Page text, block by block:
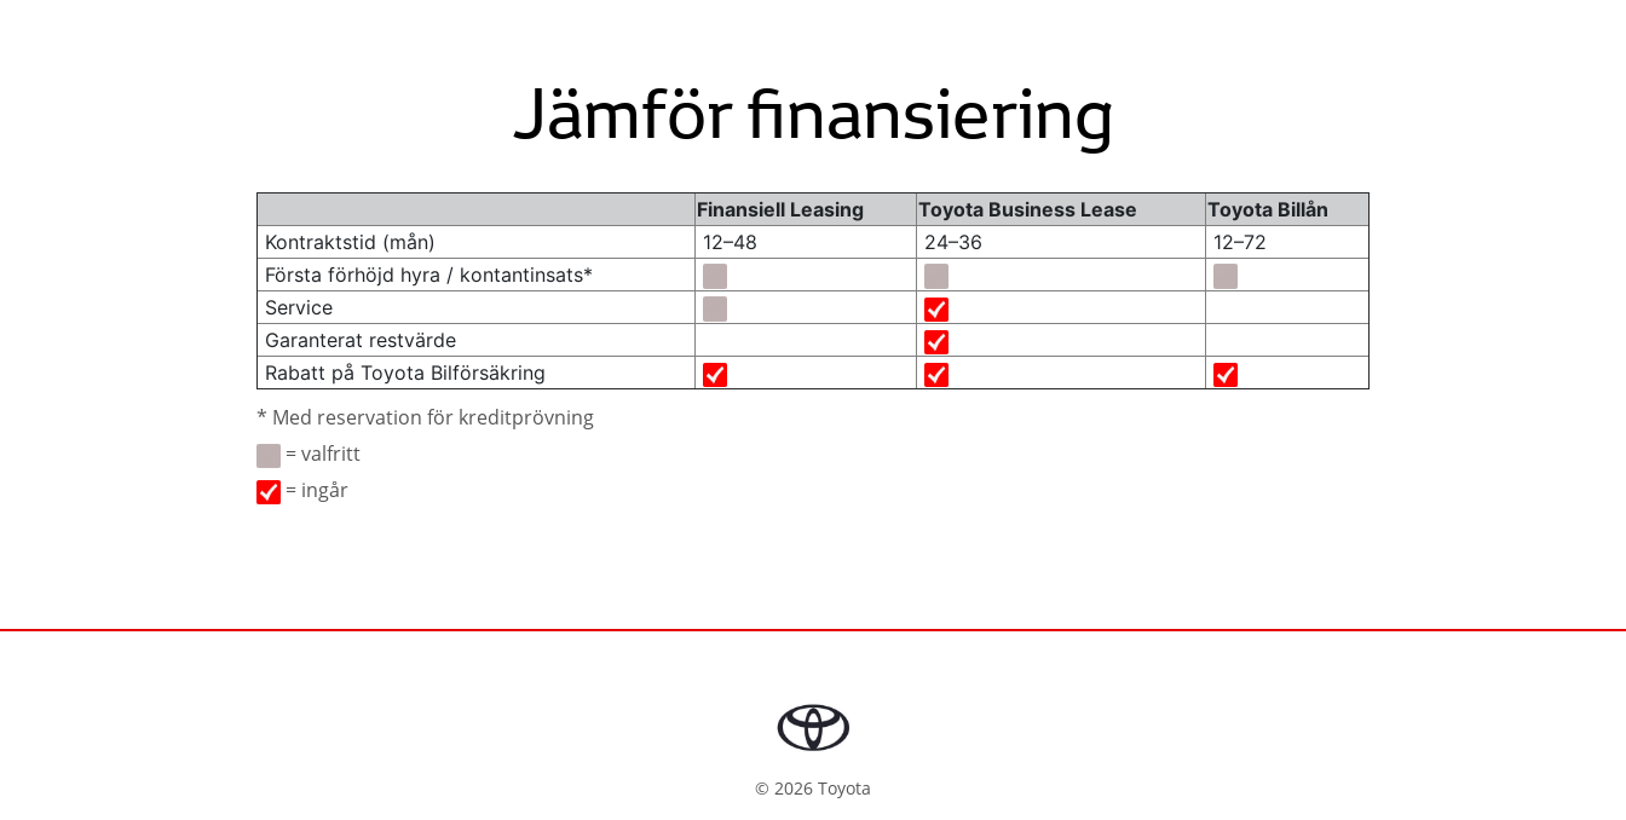
Jämför finansiering
Finansiell Leasing Toyota Business Lease
Toyota Billån
Kontraktstid (mån)
12–48 24–36
12–72
Första förhöjd hyra / kontantinsats*
Service
Garanterat restvärde
Rabatt på Toyota Bilförsäkring
* Med reservation för kreditprövning
= valfritt
= ingår
© 2026 Toyota